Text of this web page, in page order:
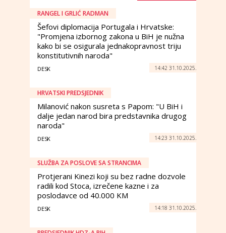
RANGEL I GRLIĆ RADMAN
Šefovi diplomacija Portugala i Hrvatske:
"Promjena izbornog zakona u BiH je nužna
kako bi se osigurala jednakopravnost triju
konstitutivnih naroda"
DESK 14:42 31.10.2025.
HRVATSKI PREDSJEDNIK
Milanović nakon susreta s Papom: "U BiH i
dalje jedan narod bira predstavnika drugog
naroda"
DESK 14:23 31.10.2025.
SLUŽBA ZA POSLOVE SA STRANCIMA
Protjerani Kinezi koji su bez radne dozvole
radili kod Stoca, izrečene kazne i za
poslodavce od 40.000 KM
DESK 14:18 31.10.2025.